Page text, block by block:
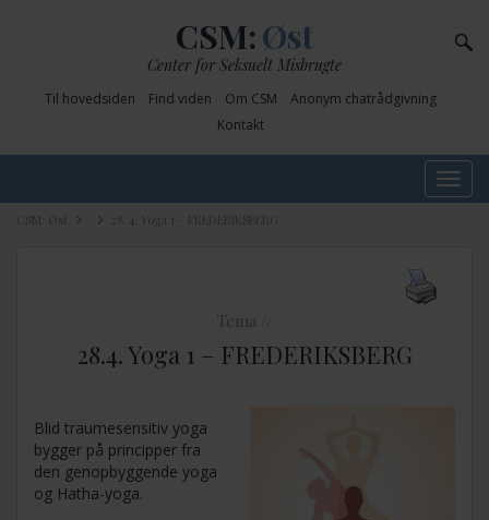
CSM:Øst
Center for Seksuelt Misbrugte
Til hovedsiden Find viden Om CSM
Anonym chatrådgivning
Kontakt
Toggle
CSM: Øst 28.4. Yoga 1 – FREDERIKSBERG
Tema //
28.4. Yoga 1 – FREDERIKSBERG
Blid traumesensitiv yoga
bygger på principper fra
den genopbyggende yoga
og Hatha-yoga.